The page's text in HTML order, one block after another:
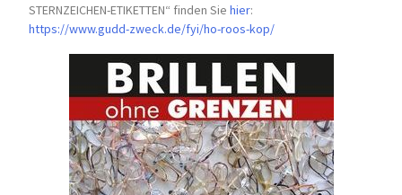
STERNZEICHEN-ETIKETTEN“ finden Siehier:
https://www.gudd-zweck.de/fyi/ho-roos-kop/